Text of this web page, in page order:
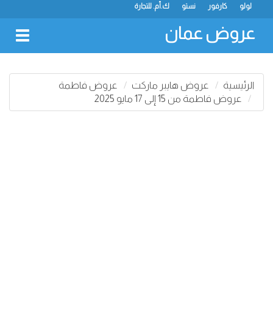
ك.أم. للتجارة نستو كارفور لولو
عروض عمان
الرئيسية عروض هايبر ماركت
عروض فاطمة
عروض فاطمة من 15 إلى 17 مايو 2025